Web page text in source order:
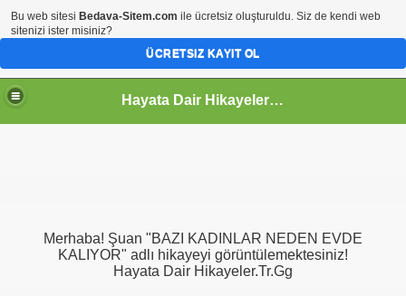
Hayata Dair Hikayeler | Hayata Bakışınız Değişecek
Merhaba! Şuan "BAZI KADINLAR NEDEN EVDE
KALIYOR" adlı hikayeyi görüntülemektesiniz!
Hayata Dair Hikayeler.Tr.Gg
Bu web sitesi Bedava-Sitem.com ile ücretsiz oluşturuldu. Siz de kendi web
sitenizi ister misiniz?
ÜCRETSIZ KAYIT OL